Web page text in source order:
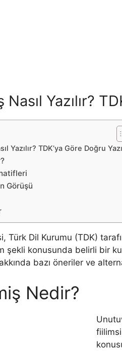
Yazılır?
Yazılır? TDK’ya Göre Doğru
Görüşü
Türk Dil Kurumu (TDK)
şekli konusunda belirli bir
bazı öneriler ve
Nedir?